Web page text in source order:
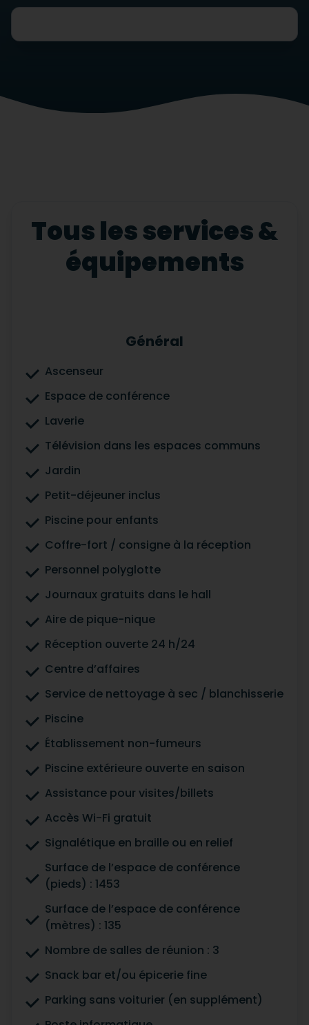
Tous les services &
équipements
Général
Ascenseur
Espace de conférence
Laverie
Télévision dans les espaces communs
Jardin
Petit-déjeuner inclus
Piscine pour enfants
Coffre-fort / consigne à la réception
Personnel polyglotte
Journaux gratuits dans le hall
Aire de pique-nique
Réception ouverte 24 h/24
Centre d’affaires
Service de nettoyage à sec / blanchisserie
Piscine
Établissement non-fumeurs
Piscine extérieure ouverte en saison
Assistance pour visites/billets
Accès Wi-Fi gratuit
Signalétique en braille ou en relief
Surface de l’espace de conférence
(pieds) : 1453
Surface de l’espace de conférence
(mètres) : 135
Nombre de salles de réunion : 3
Snack bar et/ou épicerie fine
Parking sans voiturier (en supplément)